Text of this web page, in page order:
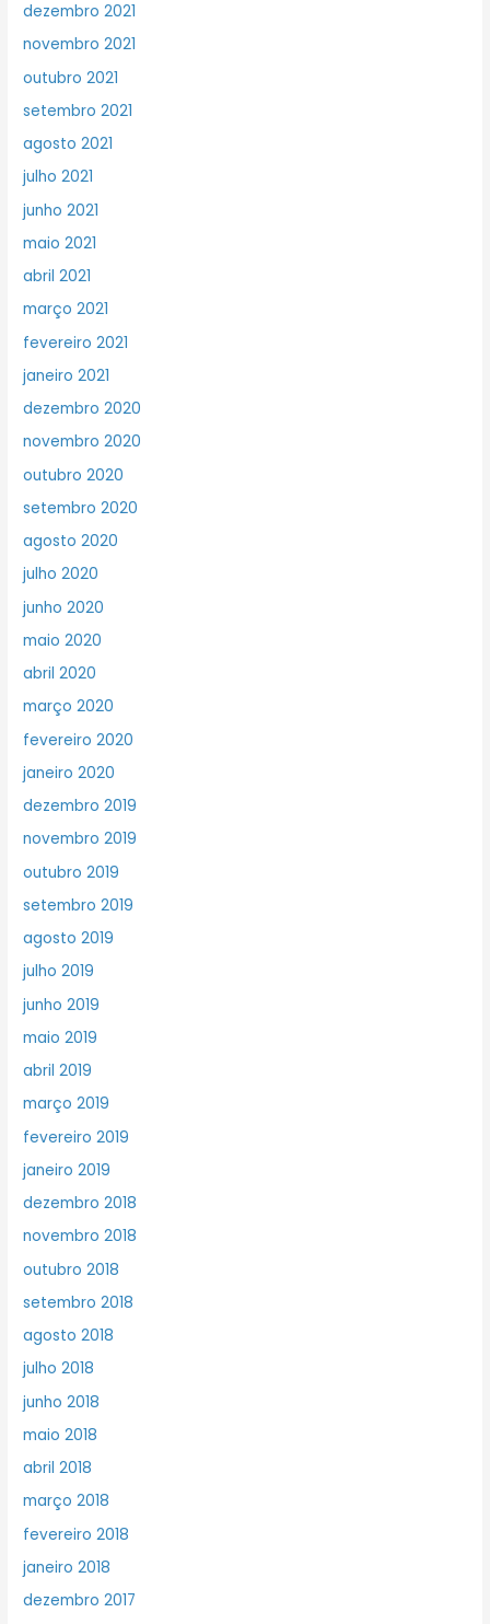
dezembro 2021
novembro 2021
outubro 2021
setembro 2021
agosto 2021
julho 2021
junho 2021
maio 2021
abril 2021
março 2021
fevereiro 2021
janeiro 2021
dezembro 2020
novembro 2020
outubro 2020
setembro 2020
agosto 2020
julho 2020
junho 2020
maio 2020
abril 2020
março 2020
fevereiro 2020
janeiro 2020
dezembro 2019
novembro 2019
outubro 2019
setembro 2019
agosto 2019
julho 2019
junho 2019
maio 2019
abril 2019
março 2019
fevereiro 2019
janeiro 2019
dezembro 2018
novembro 2018
outubro 2018
setembro 2018
agosto 2018
julho 2018
junho 2018
maio 2018
abril 2018
março 2018
fevereiro 2018
janeiro 2018
dezembro 2017